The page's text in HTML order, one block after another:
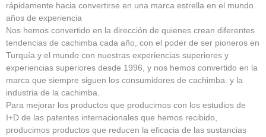
rápidamente hacia convertirse en una marca estrella en el mundo.
años de experiencia
Nos hemos convertido en la dirección de quienes crean diferentes
tendencias de cachimba cada año, con el poder de ser pioneros en
Turquía y el mundo con nuestras experiencias superiores y
experiencias superiores desde 1996, y nos hemos convertido en la
marca que siempre siguen los consumidores de cachimba. y la
industria de la cachimba.
Para mejorar los productos que producimos con los estudios de
I+D de las patentes internacionales que hemos recibido,
producimos productos que reducen la eficacia de las sustancias